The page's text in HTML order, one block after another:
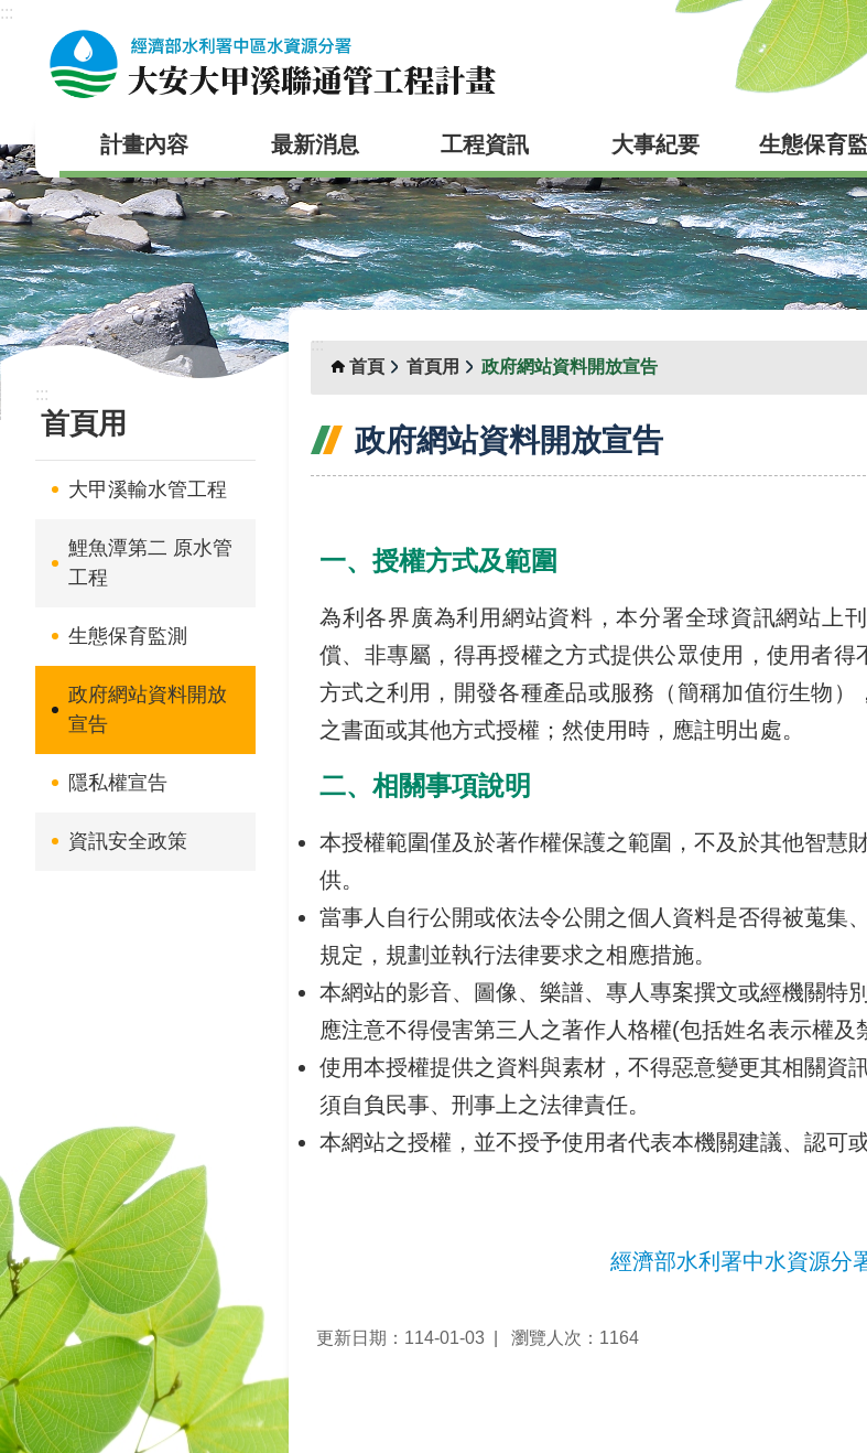
跳到主要內容區塊
:::
計畫內容 最新消息 工程資訊 大事紀要 生態保育
:::
首頁用
大甲溪輸水管工程
鯉魚潭第二 原水管
工程
生態保育監測
政府網站資料開放
宣告
隱私權宣告
資訊安全政策
:::
首頁
首頁用 政府網站資料開放宣告
政府網站資料開放宣告
一、授權方式及範圍
為利各界廣為利用網站資料，本分署全球資訊網站上
償、非專屬，得再授權之方式提供公眾使用，使用者
方式之利用，開發各種產品或服務（簡稱加值衍生物
之書面或其他方式授權；然使用時，應註明出處。
二、相關事項說明
本授權範圍僅及於著作權保護之範圍，不及於其他智慧
供。
當事人自行公開或依法令公開之個人資料是否得被蒐集
規定，規劃並執行法律要求之相應措施。
本網站的影音、圖像、樂譜、專人專案撰文或經機關特
應注意不得侵害第三人之著作人格權(包括姓名表示權及
使用本授權提供之資料與素材，不得惡意變更其相關資
須自負民事、刑事上之法律責任。
本網站之授權，並不授予使用者代表本機關建議、認可
經濟部水利署中水資源分
更新日期：114-01-03 瀏覽人次：1164